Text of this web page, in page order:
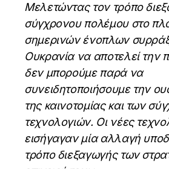
Μελετώντας τον τρόπο
σύγχρονου πολέμου στο
σημερινών ένοπλων
Ουκρανία να αποτελεί την
δεν μπορούμε παρά να
συνειδητοποιήσουμε την
της καινοτομίας και των
τεχνολογιών. Οι νέες
εισήγαγαν μία αλλαγή
τρόπο διεξαγωγής των